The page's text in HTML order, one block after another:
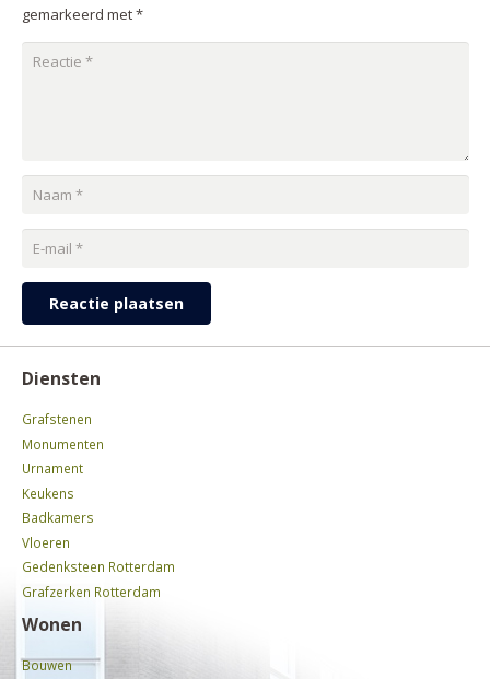
gemarkeerd met*
Reactie plaatsen
Diensten
Grafstenen
Monumenten
Urnament
Keukens
Badkamers
Vloeren
Gedenksteen Rotterdam
Grafzerken Rotterdam
Wonen
Bouwen